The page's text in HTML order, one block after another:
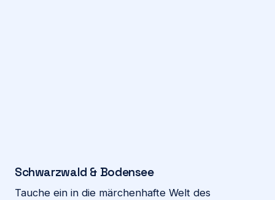
Schwarzwald & Bodensee
Tauche ein in die märchenhafte Welt des